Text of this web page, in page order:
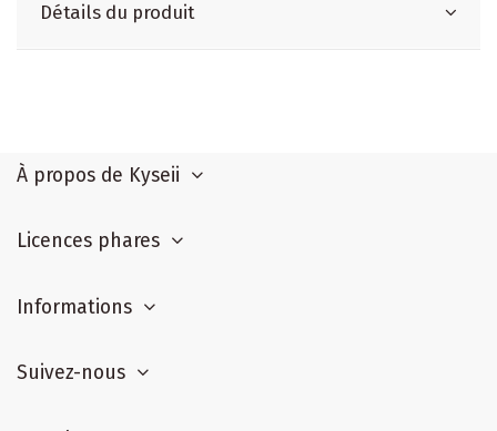
Détails du produit
À propos de Kyseii
Licences phares
Informations
Suivez-nous